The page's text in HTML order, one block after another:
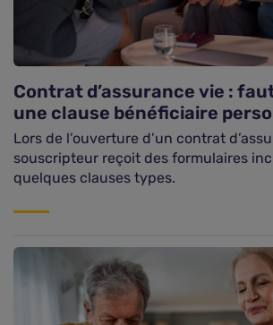
Contrat d’assurance vie :
une clause bénéficiaire
Lors de l’ouverture d’un contrat
souscripteur reçoit des formulaires
quelques clauses types.